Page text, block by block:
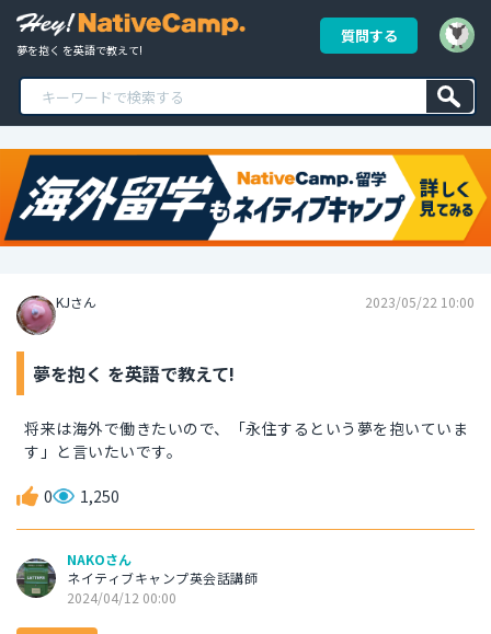
夢を抱く を英語で教えて!
質問する
KJさん 2023/05/22 10:00
夢を抱く を英語で教えて!
将来は海外で働きたいので、「永住するという夢を抱いていま
す」と言いたいです。
0 1,250
NAKOさん
ネイティブキャンプ英会話講師
2024/04/12 00:00